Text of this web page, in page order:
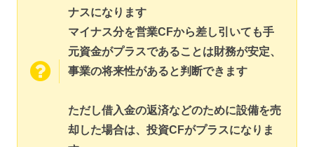
ナスになります
マイナス分を営業CFから差し引いても手
元資金がプラスであることは財務が安定、
事業の将来性があると判断できます
ただし借入金の返済などのために設備を売
却した場合は、投資CFがプラスになりま